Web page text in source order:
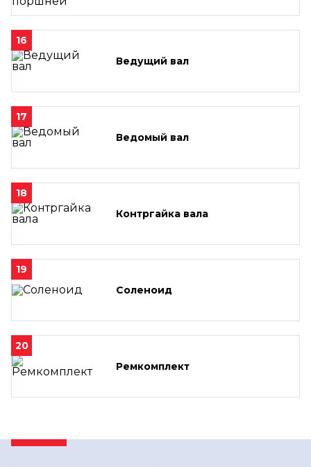
16
Ведущий вал
17
Ведомый вал
18
Контргайка вала
19
Соленоид
20
Ремкомплект